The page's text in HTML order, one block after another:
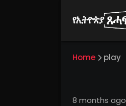
Home play
8 months ago